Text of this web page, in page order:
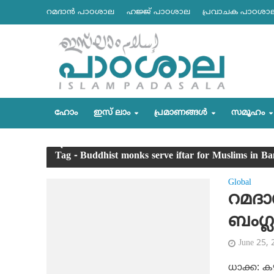
റമദാന്‍ പാഠശാല ഹജ്ജ് പാഠശാല പ്രവാചക
ഹോം ഇസ് ലാം പ്രമാണങ്ങള്‍ സമൂഹം
Tag - Buddhist monks serve iftar for Muslims in
Global
June 25,
ധാക്ക: